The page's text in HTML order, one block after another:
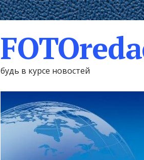
будь в курсе новостей